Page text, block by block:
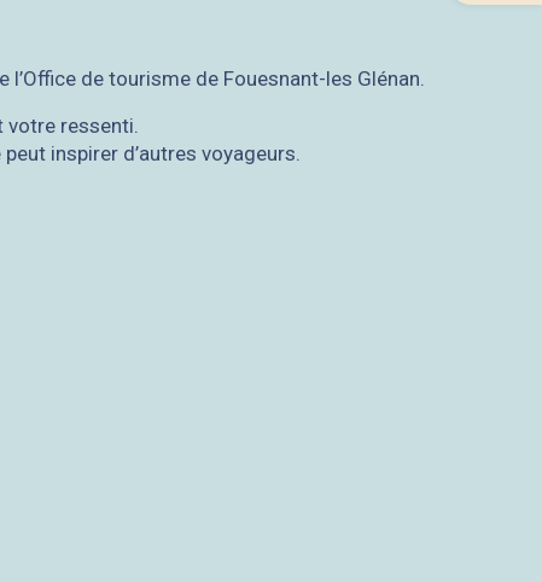
de tourisme de Fouesnant-les Glénan.
votre ressenti.
inspirer d’autres voyageurs.